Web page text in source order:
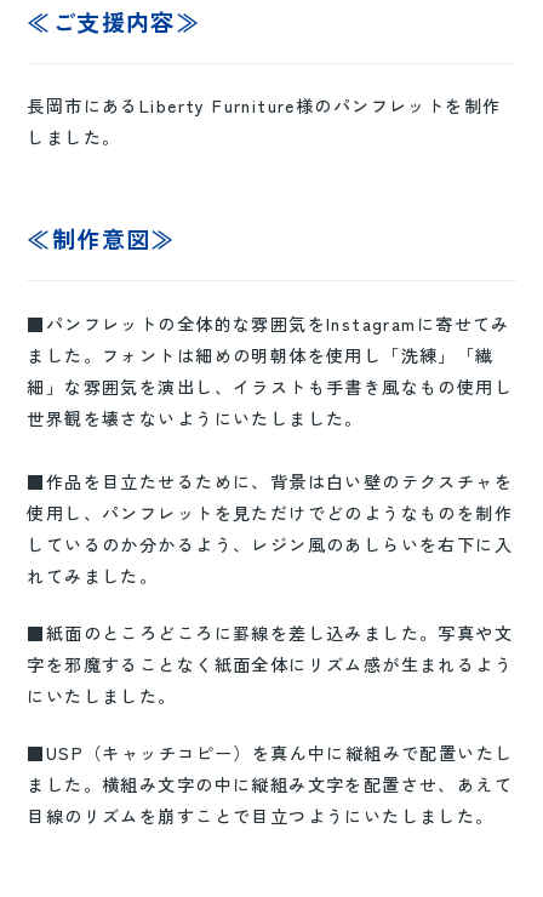
≪ご支援内容≫
長岡市にあるLiberty Furniture様のパンフレットを制作
しました。
≪制作意図≫
■パンフレットの全体的な雰囲気をInstagramに寄せてみ
ました。フォントは細めの明朝体を使用し「洗練」「繊
細」な雰囲気を演出し、イラストも手書き風なもの使用し
世界観を壊さないようにいたしました。​
■作品を目立たせるために、背景は白い壁のテクスチャを
使用し、パンフレットを見ただけでどのようなものを制作
しているのか分かるよう、レジン風のあしらいを右下に入
れてみました。
■紙面のところどころに罫線を差し込みました。写真や文
字を邪魔することなく紙面全体にリズム感が生まれるよう
にいたしました。
■USP（キャッチコピー）を真ん中に縦組みで配置いたし
ました。横組み文字の中に縦組み文字を配置させ、あえて
目線のリズムを崩すことで目立つようにいたしました。